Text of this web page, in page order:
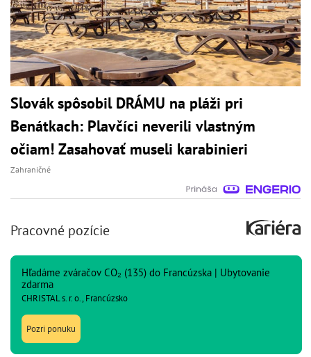
Slovák spôsobil DRÁMU na pláži pri
Benátkach: Plavčíci neverili vlastným
očiam! Zasahovať museli karabinieri
Zahraničné
Pracovné pozície
Hľadáme zváračov CO₂ (135) do Francúzska | Ubytovanie
zdarma
CHRISTAL s. r. o., Francúzsko
Pozri ponuku